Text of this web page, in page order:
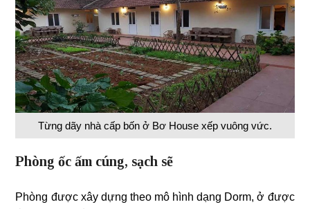
Từng dãy nhà cấp bốn ở Bơ House xếp vuông vức.
Phòng ốc ấm cúng, sạch sẽ
Phòng được xây dựng theo mô hình dạng Dorm, ở được